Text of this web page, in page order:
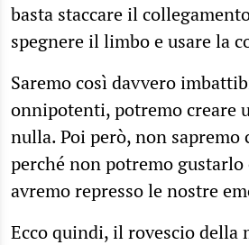
basta staccare il
spegnere il limbo e usare la
Saremo così davvero
onnipotenti, potremo creare
nulla. Poi però, non sapremo
perché non potremo gustarlo
avremo represso le nostre
Ecco quindi, il rovescio della